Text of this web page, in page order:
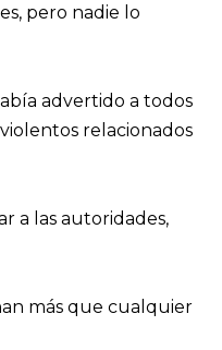
pero nadie lo
advertido a todos
relacionados
a las autoridades,
más que cualquier